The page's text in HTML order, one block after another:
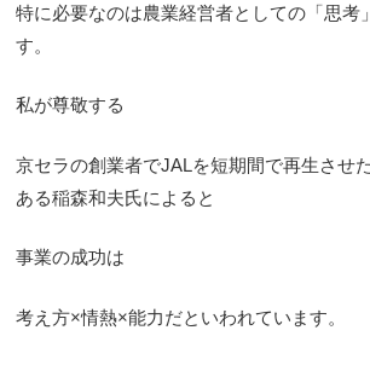
特に必要なのは農業経営者としての「思考
す。
私が尊敬する
京セラの創業者でJALを短期間で再生させ
ある稲森和夫氏によると
事業の成功は
考え方×情熱×能力だといわれています。